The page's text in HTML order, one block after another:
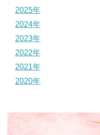
2025年
2024年
2023年
2022年
2021年
2020年